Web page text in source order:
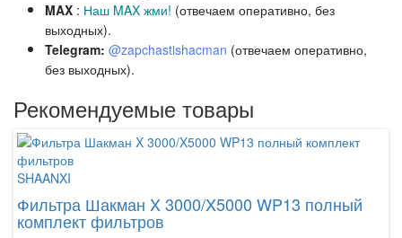
MAX : Наш MAX жми! (отвечаем оперативно, без
выходных).
Telegram: @zapchastishacman (отвечаем оперативно,
без выходных).
Рекомендуемые товары
SHAANXI
Фильтра Шакман X 3000/X5000 WP13 полный
комплект фильтров